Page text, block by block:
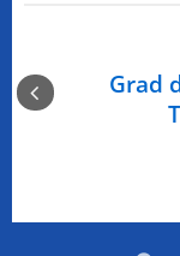
am
Grad